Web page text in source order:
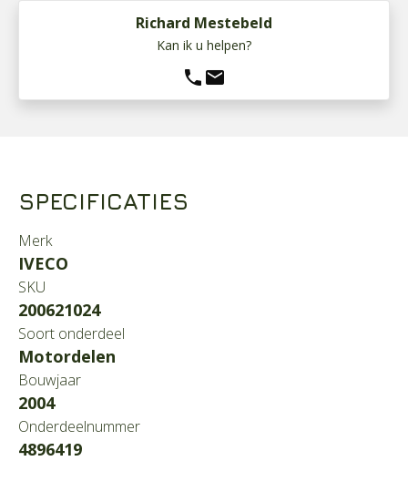
Richard Mestebeld
Kan ik u helpen?
phone mail
SPECIFICATIES
Merk
IVECO
SKU
200621024
Soort onderdeel
Motordelen
Bouwjaar
2004
Onderdeelnummer
4896419